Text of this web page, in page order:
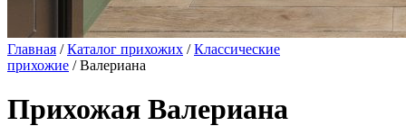
Главная /Каталог прихожих /Классические
прихожие / Валериана
Прихожая Валериана